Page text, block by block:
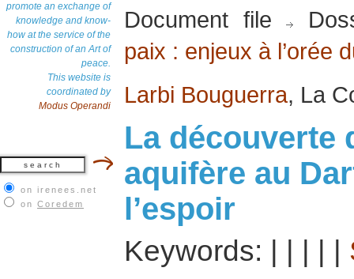
promote an exchange of
knowledge and know-
how at the service of the
construction of an Art of
peace.
This website is
coordinated by
Modus Operandi
on irenees.net
on Coredem
Document file
paix : enjeux à l’orée
Larbi Bouguerra, La
La découverte
aquifère au
l’espoir
Keywords: